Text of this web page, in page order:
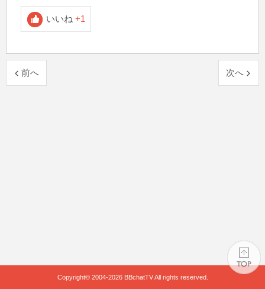
いいね +1
前へ 次へ
Copyright© 2004-2026 BBchatTVAll rights reserved.